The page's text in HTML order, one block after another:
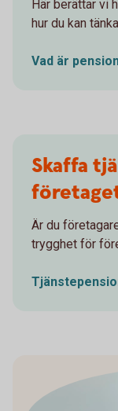
Här berättar vi
hur du kan
Vad är
Skaffa
Är du
trygghet för